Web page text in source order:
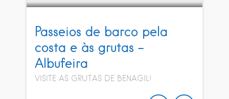
Passeios de barco pela
costa e às grutas –
Albufeira
VISITE AS GRUTAS DE BENAGIL!